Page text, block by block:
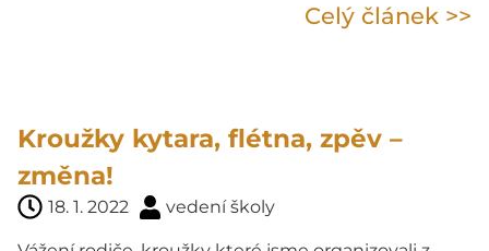
Celý článek >>
Kroužky kytara, flétna, zpěv –
změna!
18. 1. 2022 vedení školy